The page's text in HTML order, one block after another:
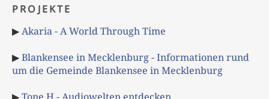
PROJEKTE
▶Akaria - A World Through Time
▶Blankensee in Mecklenburg - Informationen rund
um die Gemeinde Blankensee in Mecklenburg